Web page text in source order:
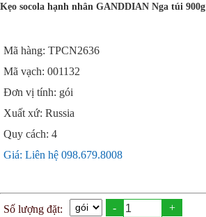
Kẹo socola hạnh nhân GANDDIAN Nga túi 900g
Mã hàng: TPCN2636
Mã vạch: 001132
Đơn vị tính: gói
Xuất xứ: Russia
Quy cách: 4
Giá: Liên hệ 098.679.8008
Số lượng đặt: - +